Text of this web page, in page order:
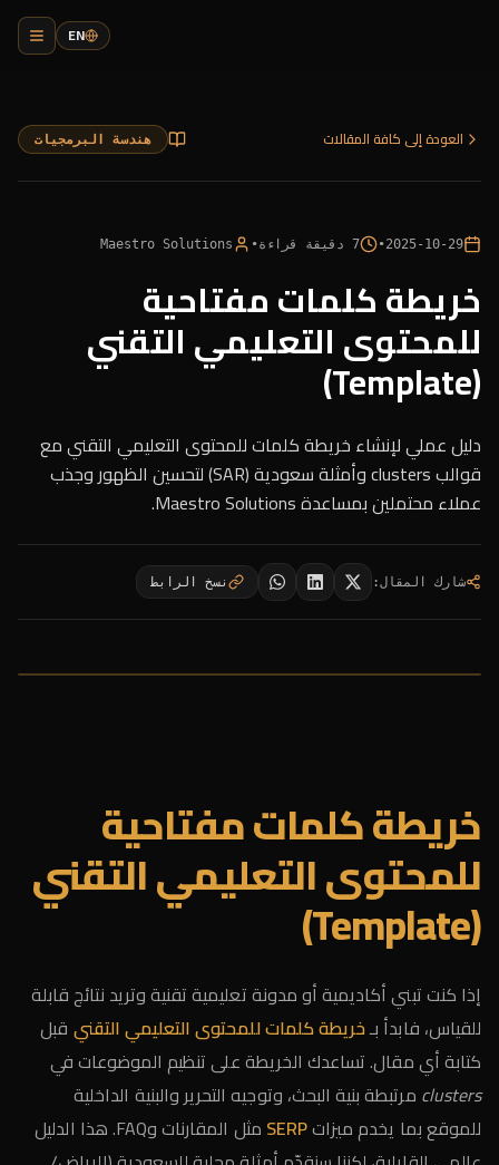
EN
العودة إلى كافة المقالات هندسة البرمجيات
2025-10-29
•
7 دقيقة قراءة•
Maestro Solutions
خريطة كلمات مفتاحية
للمحتوى التعليمي التقني
(Template)
دليل عملي لإنشاء خريطة كلمات للمحتوى التعليمي التقني مع
قوالب clusters وأمثلة سعودية (SAR) لتحسين الظهور وجذب
عملاء محتملين بمساعدة Maestro Solutions.
شارك المقال: نسخ الرابط
خريطة كلمات مفتاحية
للمحتوى التعليمي التقني
(Template)
إذا كنت تبني أكاديمية أو مدونة تعليمية تقنية وتريد نتائج قابلة
للقياس، فابدأ بـخريطة كلمات للمحتوى التعليمي التقني قبل
كتابة أي مقال. تساعدك الخريطة على تنظيم الموضوعات في
clusters مرتبطة بنية البحث، وتوجيه التحرير والبنية الداخلية
للموقع بما يخدم ميزاتSERP
مثل المقارنات وFAQ. هذا الدليل